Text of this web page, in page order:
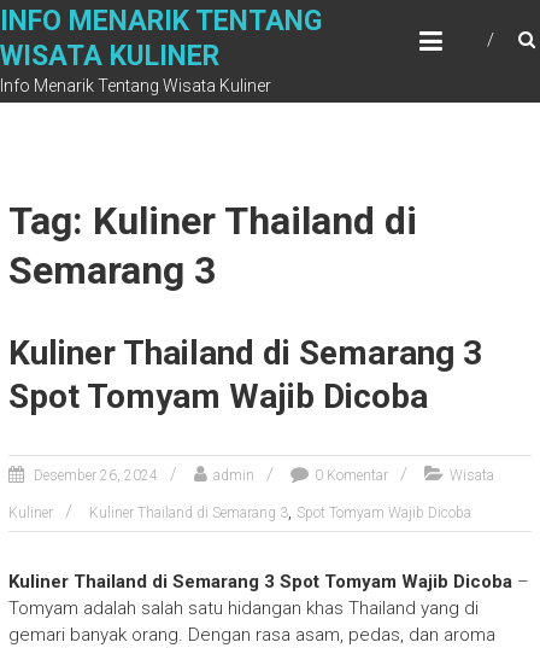
Skip
content
INFO MENARIK TENTANG
WISATA KULINER
Info Menarik Tentang Wisata Kuliner
Tag: Kuliner Thailand di
Semarang 3
Kuliner Thailand di Semarang 3
Spot Tomyam Wajib Dicoba
Desember 26, 2024 admin 0 Komentar Wisata
Kuliner Kuliner Thailand di Semarang 3, Spot Tomyam Wajib Dicoba
Kuliner Thailand di Semarang 3 Spot Tomyam Wajib Dicoba–
Tomyam adalah salah satu hidangan khas Thailand yang di
gemari banyak orang. Dengan rasa asam, pedas, dan aroma